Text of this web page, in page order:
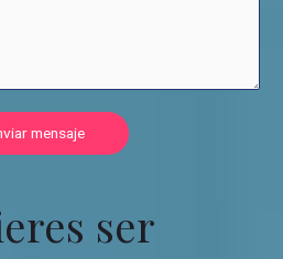
mensaje
ser